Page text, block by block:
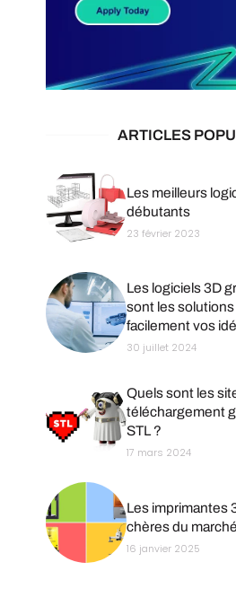
ARTICLES
Les meilleurs
débutants
23 février 2023
Les logiciels 3D
sont les
facilement vos
30 juillet 2024
Quels sont les
téléchargement
STL ?
17 mars 2024
Les imprimantes
chères du marché
16 janvier 2025